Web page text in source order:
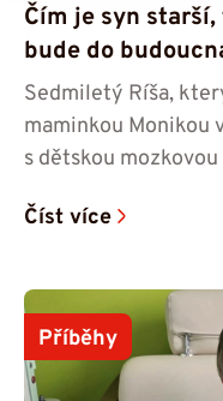
Čím je syn
bude do
Sedmiletý Ríša,
maminkou Monikou
s dětskou
Číst více
Příběhy